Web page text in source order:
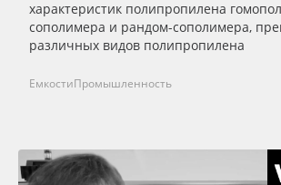
характеристик полипропилена
сополимера и рандом-сополимера,
различных видов полипропилена
ЕмкостиПромышленность